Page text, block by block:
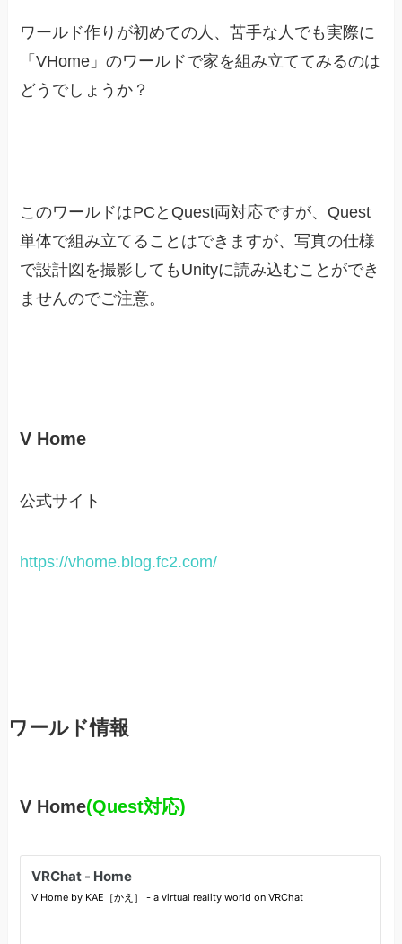
ワールド作りが初めての人、苦手な人でも実際に
「VHome」のワールドで家を組み立ててみるのは
どうでしょうか？
このワールドはPCとQuest両対応ですが、Quest
単体で組み立てることはできますが、写真の仕様
で設計図を撮影してもUnityに読み込むことができ
ませんのでご注意。
V Home
公式サイト
https://vhome.blog.fc2.com/
ワールド情報
V Home(Quest対応)